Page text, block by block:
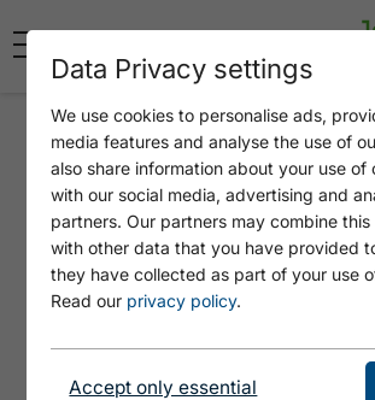
Achentalerhof
Unser 4-Sterne-Hotel bietet
gepflegtes Ambiente in
Atmosphäre auf der
In der dritten Generation
führt
Data Privacy settings
We use cookies to personalise ads,
media features and analyse the use of
also share information about your use of
with our social media, advertising and
partners. Our partners may combine
with other data that you have provided
they have collected as part of your use
Read our privacy policy.
Accept only essential